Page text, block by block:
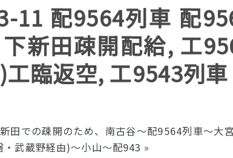
11 配9564列車 配
新田疎開配給, 工
臨返空, 工9543列
田での疎開のため、南古谷〜配9564列車〜大
武蔵野経由)〜小山〜配943 »